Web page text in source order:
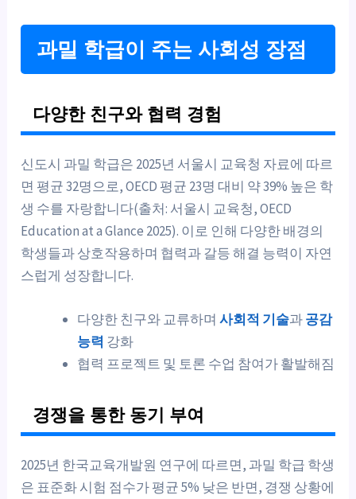
과밀 학급이 주는 사회성 장점
다양한 친구와 협력 경험
신도시 과밀 학급은 2025년 서울시 교육청 자료에 따르
면 평균 32명으로, OECD 평균 23명 대비 약 39% 높은 학
생 수를 자랑합니다(출처: 서울시 교육청, OECD
Education at a Glance 2025). 이로 인해 다양한 배경의
학생들과 상호작용하며 협력과 갈등 해결 능력이 자연
스럽게 성장합니다.
다양한 친구와 교류하며사회적 기술과공감
능력 강화
협력 프로젝트 및 토론 수업 참여가 활발해짐
경쟁을 통한 동기 부여
2025년 한국교육개발원 연구에 따르면, 과밀 학급 학생
은 표준화 시험 점수가 평균 5% 낮은 반면, 경쟁 상황에